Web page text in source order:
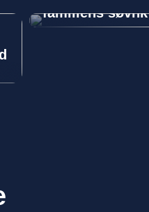
familiens